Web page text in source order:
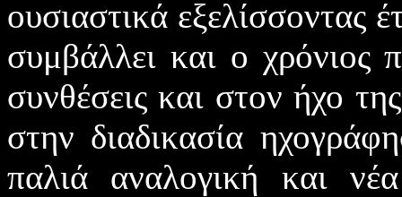
ουσιαστικά εξελίσσοντας
συμβάλλει και ο χρόνιος
συνθέσεις και στον ήχο
στην διαδικασία
παλιά αναλογική και